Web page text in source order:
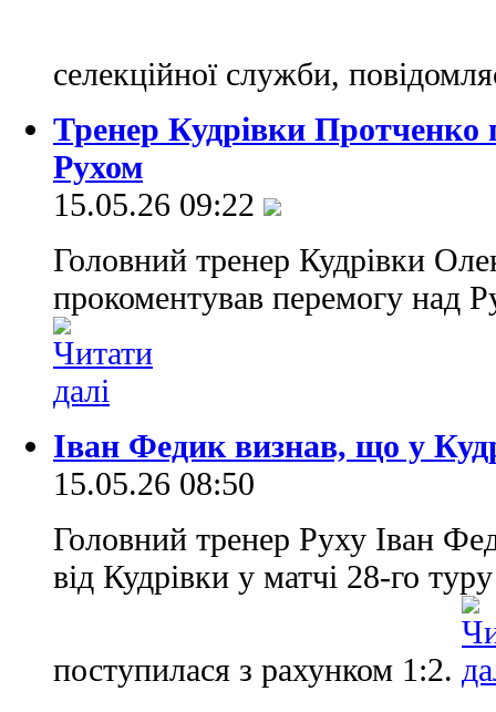
селекційної служби,
Тренер Кудрівки Протченко
Рухом
15.05.26 09:22
Головний тренер Кудрівки
прокоментував перемогу над
Іван Федик визнав, що у
15.05.26 08:50
Головний тренер Руху Іван
від Кудрівки у матчі 28-го
поступилася з рахунком 1:2.